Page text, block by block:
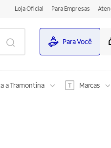
Loja Oficial Para Empresas
Para Você
a Tramontina Marcas